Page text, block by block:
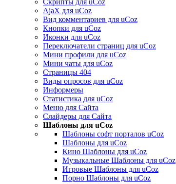
Скрипты для uCoz
AjaX для uCoz
Вид комментариев для uCoz
Кнопки для uCoz
Иконки для uCoz
Переключатели страниц для uCoz
Мини профили для uCoz
Мини чаты для uCoz
Страницы 404
Виды опросов для uCoz
Информеры
Статистика для uCoz
Меню для Сайта
Слайдеры для Сайта
Шаблоны для uCoz
Шаблоны софт порталов uCoz
Шаблоны для uCoz
Кино Шаблоны для uCoz
Музыкальные Шаблоны для uCoz
Игровые Шаблоны для uCoz
Порно Шаблоны для uCoz